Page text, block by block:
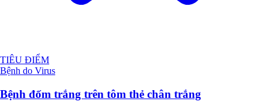
TIÊU ĐIỂM
Bệnh do Virus
Bệnh đốm trắng trên tôm thẻ chân trắng